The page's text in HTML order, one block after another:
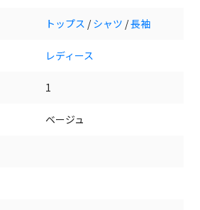
トップス /シャツ /長袖
レディース
1
ベージュ